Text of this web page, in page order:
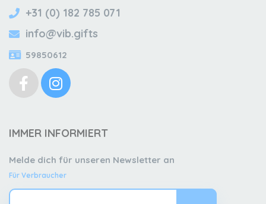
+31 (0) 182 785 071
info@vib.gifts
59850612
IMMER INFORMIERT
Melde dich für unseren Newsletter an
Für Verbraucher